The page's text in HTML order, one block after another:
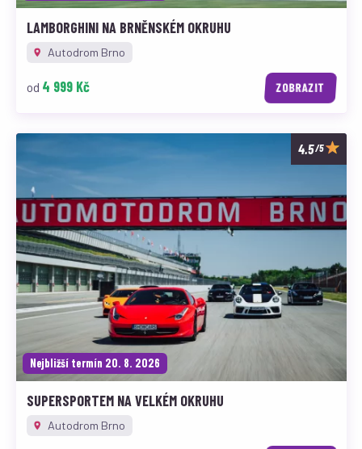
LAMBORGHINI NA BRNĚNSKÉM OKRUHU
Autodrom Brno
od 4 999 Kč ZOBRAZIT
/5
Nejbližší termín 20. 8. 2026
SUPERSPORTEM NA VELKÉM OKRUHU
Autodrom Brno